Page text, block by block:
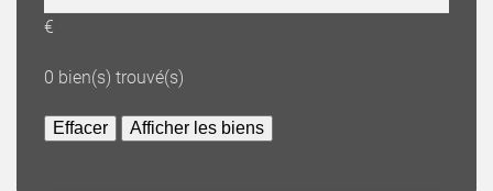
€
0 bien(s) trouvé(s)